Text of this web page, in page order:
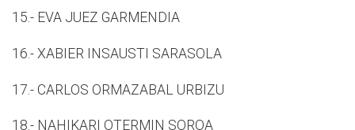
15.- EVA JUEZ GARMENDIA
16.- XABIER INSAUSTI SARASOLA
17.- CARLOS ORMAZABAL URBIZU
18.- NAHIKARI OTERMIN SOROA